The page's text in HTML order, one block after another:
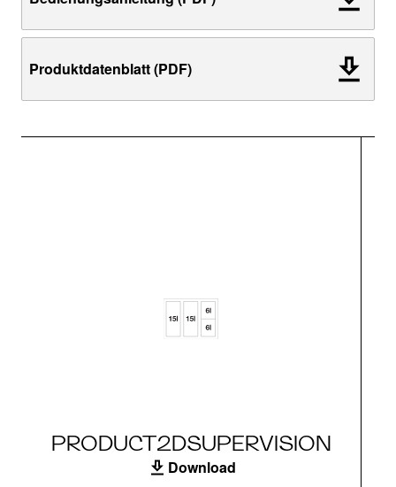
Produktdatenblatt (PDF)
PRODUCT2DSUPERVISION
Download